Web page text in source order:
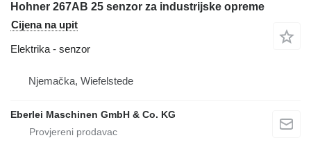
Hohner 267AB 25 senzor za industrijske opreme
Cijena na upit
Elektrika - senzor
Njemačka, Wiefelstede
Eberlei Maschinen GmbH & Co. KG